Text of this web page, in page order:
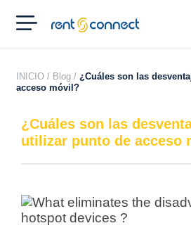
RENT'N
CONNECT
INICIO / Blog / ¿Cuáles son las
acceso móvil?
¿Cuáles son las
utilizar punto de acceso